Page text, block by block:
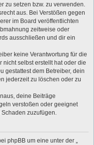
zu setzen bzw. zu verwenden.
aus. Bei Verstößen gegen
im Board veröffentlichten
zeitweise oder
ausschließen und dir ein
keine Verantwortung für die
nicht selbst erstellt hat oder die
gestattest dem Betreiber, dein
jederzeit zu löschen oder zu
deine Beiträge
verstoßen oder geeignet
zuzufügen.
phpBB um eine unter der „